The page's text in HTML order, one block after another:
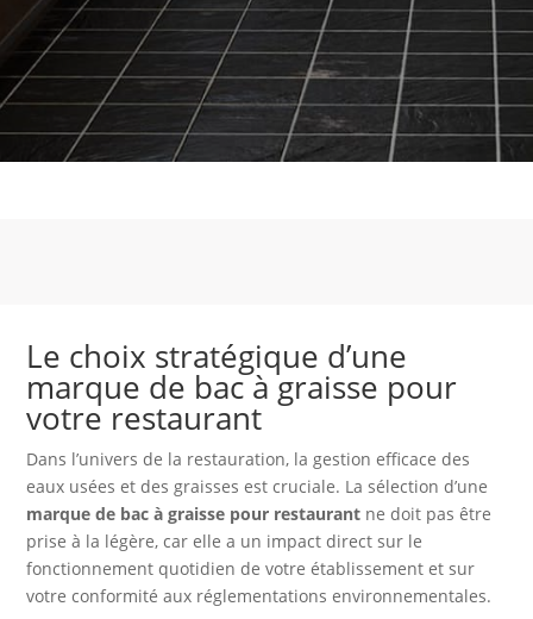
Le choix stratégique d’une
marque de bac à graisse pour
votre restaurant
Dans l’univers de la restauration, la gestion efficace des
eaux usées et des graisses est cruciale. La sélection d’une
marque de bac à graisse pour restaurant ne doit pas être
prise à la légère, car elle a un impact direct sur le
fonctionnement quotidien de votre établissement et sur
votre conformité aux réglementations environnementales.